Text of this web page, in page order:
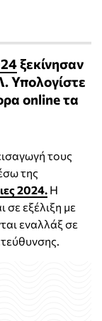
ξεκίνησαν
Υπολογίστε
online τα
τους
της
2024. Η
σε εξέλιξη με
εναλλάξ σε